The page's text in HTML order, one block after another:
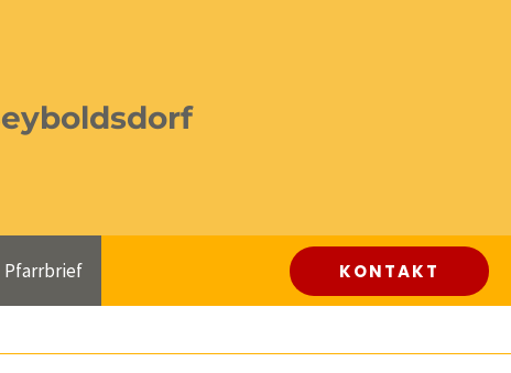
Pfarrbrief KONTAKT